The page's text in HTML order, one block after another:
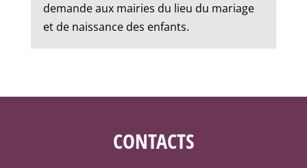
demande aux mairies du lieu du mariage
et de naissance des enfants.
CONTACTS